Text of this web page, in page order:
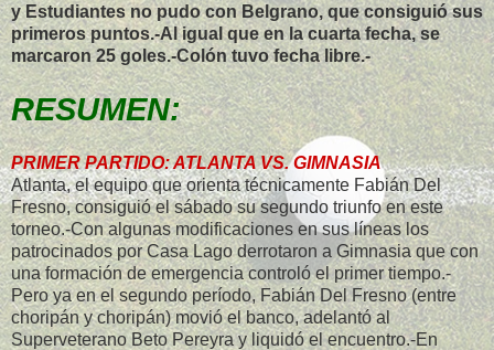
y Estudiantes no pudo con Belgrano, que consiguió sus
primeros puntos.-Al igual que en la cuarta fecha, se
marcaron 25 goles.-Colón tuvo fecha libre.-
RESUMEN:
PRIMER PARTIDO: ATLANTA VS. GIMNASIA
Atlanta, el equipo que orienta técnicamente Fabián Del
Fresno, consiguió el sábado su segundo triunfo en este
torneo.-Con algunas modificaciones en sus líneas los
patrocinados por Casa Lago derrotaron a Gimnasia que con
una formación de emergencia controló el primer tiempo.-
Pero ya en el segundo período, Fabián Del Fresno (entre
choripán y choripán) movió el banco, adelantó al
Superveterano Beto Pereyra y liquidó el encuentro.-En